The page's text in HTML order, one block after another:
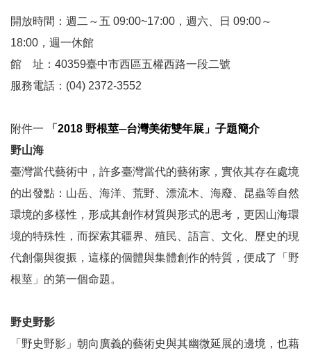
題
文
部
大
政
策
個
資
保
護
、
著
及
資
開放時間：週二～五 09:00~17:00 ，週六、日 09:00～
18:00 ，週一休館
館
址： 40359臺中市西區五權西路一段二號
服務電話： (04) 2372-3552
附件一 「 2018 野根莖─台灣美術雙年展」子題簡介
野山海
臺灣當代藝術中，許多臺灣當代的藝術家，實依其存在處境
的出發點：山岳、海洋、荒野、漂流木、海廢、昆蟲等自然
環境的多樣性，形成其創作材質與形式的思考，更因山海環
境的特殊性，而探索其疆界、殖民、語言、文化、歷史的現
代創傷與復振，這樣的個體與集體創作的特質，便成了「野
根莖」的第一個命題。
野史野影
「野史野影」朝向廣義的藝術史與其幽微延展的邊境，也藉